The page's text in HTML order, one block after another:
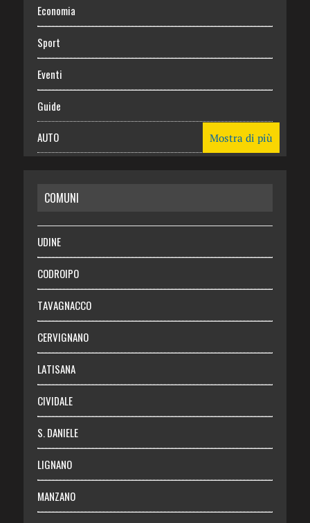
Economia
Sport
Eventi
Guide
AUTO
RISPARMIO
SALUTE
Necrologie
Chi siamo
Abbonati
Login
Mostra di più
COMUNI
UDINE
CODROIPO
TAVAGNACCO
CERVIGNANO
LATISANA
CIVIDALE
S. DANIELE
LIGNANO
MANZANO